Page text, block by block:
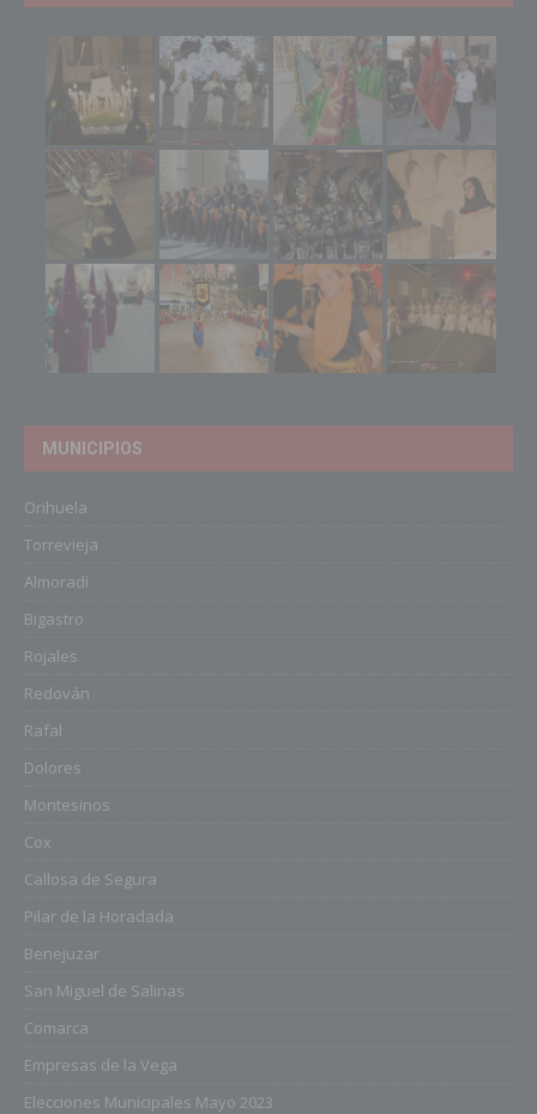
MUNICIPIOS
Orihuela
Torrevieja
Almoradí
Bigastro
Rojales
Redován
Rafal
Dolores
Montesinos
Cox
Callosa de Segura
Pilar de la Horadada
Benejuzar
San Miguel de Salinas
Comarca
Empresas de la Vega
Elecciones Municipales Mayo 2023